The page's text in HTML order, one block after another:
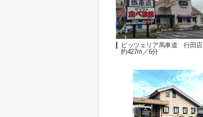
ピッツェリア馬車道 行田店
約427m／6分